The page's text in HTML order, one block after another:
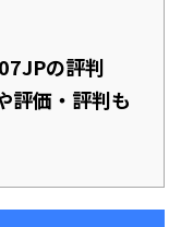
の評判
評価・評判も